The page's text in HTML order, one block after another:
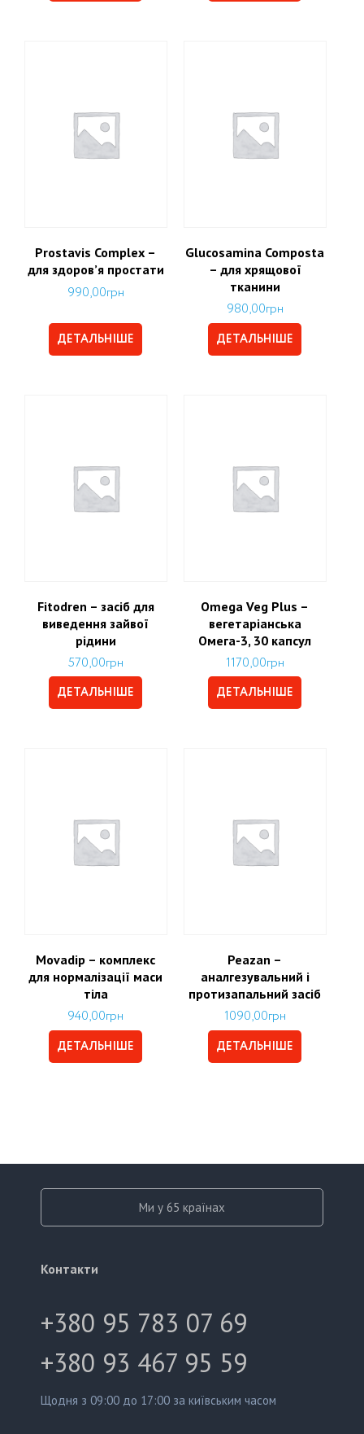
Prostavis Complex –
для здоров’я простати
990,00грн
ДЕТАЛЬНІШЕ
Glucosamina Composta
– для хрящової
тканини
980,00грн
ДЕТАЛЬНІШЕ
Fitodren – засіб для
виведення зайвої
рідини
570,00грн
ДЕТАЛЬНІШЕ
Omega Veg Plus –
вегетаріанська
Омега-3, 30 капсул
1170,00грн
ДЕТАЛЬНІШЕ
Movadip – комплекс
для нормалізації маси
тіла
940,00грн
ДЕТАЛЬНІШЕ
Peazan –
аналгезувальний і
протизапальний засіб
1090,00грн
ДЕТАЛЬНІШЕ
Ми у 65 країнах
Контакти
+380 95 783 07 69
+380 93 467 95 59
Щодня з 09:00 до 17:00 за київським часом